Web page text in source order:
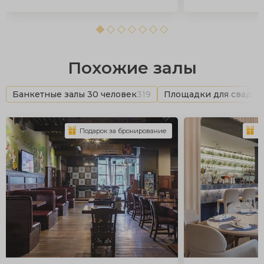
Похожие залы
Банкетные залы 30 человек319 Площадки для
Подарок за бронирование